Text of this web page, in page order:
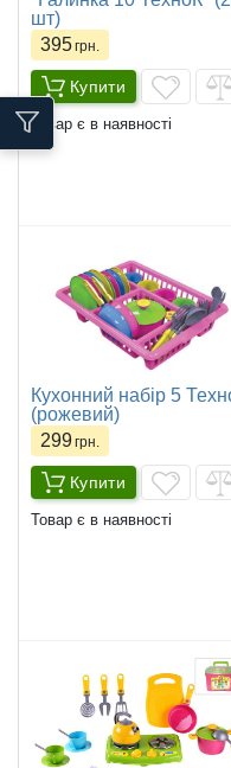
шт)
395грн.
Купити
Товар є в наявності
Кухонний набір 5
(рожевий)
299грн.
Купити
Товар є в наявності